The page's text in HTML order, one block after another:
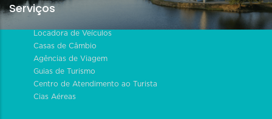
Serviços
Locadora de Veículos
Casas de Câmbio
Agências de Viagem
Guias de Turismo
Centro de Atendimento ao Turista
Cias Aéreas